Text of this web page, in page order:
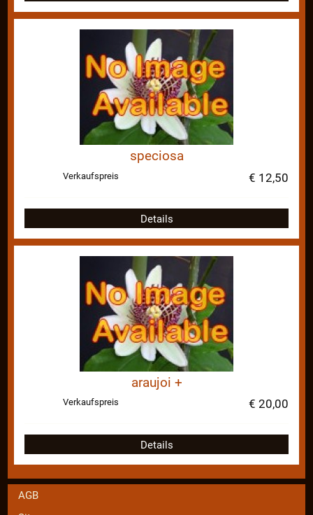
speciosa
Verkaufspreis € 12,50
Details
araujoi +
Verkaufspreis € 20,00
Details
AGB